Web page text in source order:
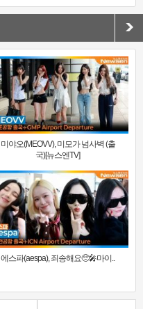
미야오(MEOVV), 미모가 넘사벽 (출
국)[뉴스엔TV]
에스파(aespa), 죄송해요🥺🎤마이..